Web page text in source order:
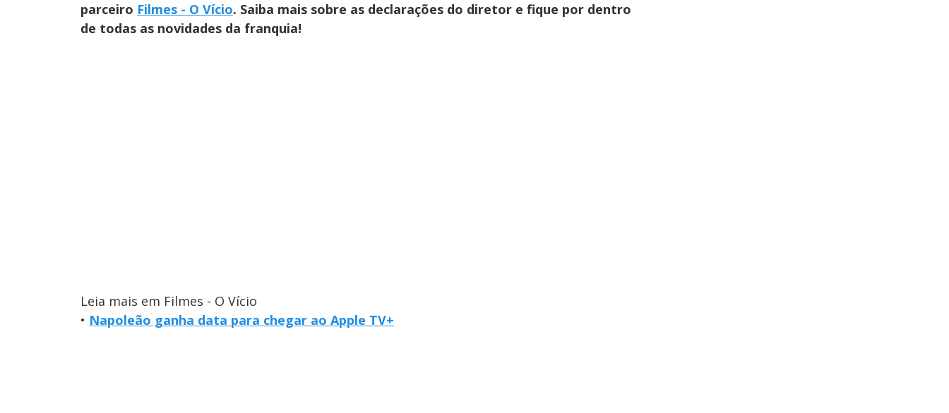
parceiro Filmes - O Vício. Saiba mais sobre as declarações do diretor e fique por dentro
de todas as novidades da franquia!
Leia mais em Filmes - O Vício
• Napoleão ganha data para chegar ao Apple TV+